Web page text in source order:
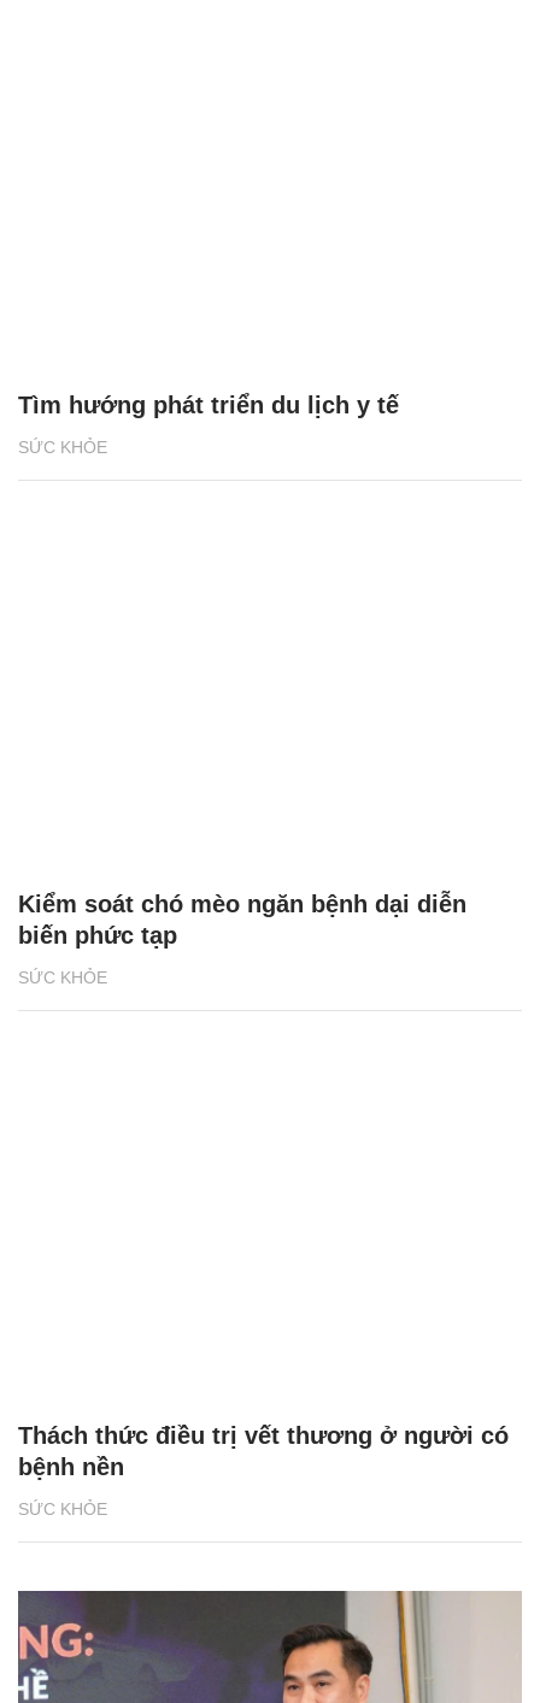
SỨC KHỎE
Tìm hướng phát triển du lịch y tế
SỨC KHỎE
Kiểm soát chó mèo ngăn bệnh dại diễn
biến phức tạp
SỨC KHỎE
Thách thức điều trị vết thương ở người có
bệnh nền